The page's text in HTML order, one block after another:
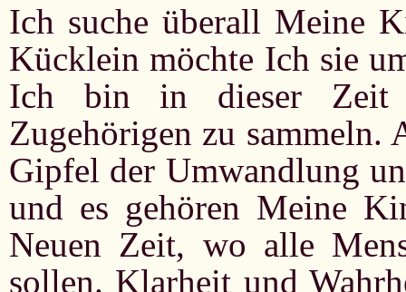
Ich suche überall Meine
Kücklein möchte Ich sie
Ich bin in dieser Zeit
Zugehörigen zu sammeln.
Gipfel der Umwandlung
und es gehören Meine
Neuen Zeit, wo alle
sollen. Klarheit und